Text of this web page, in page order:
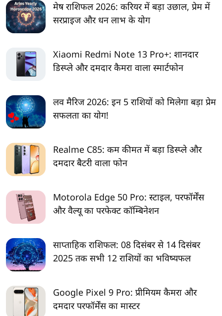
मेष राशिफल 2026: करियर में बड़ा उछाल, प्रेम में
सरप्राइज और धन लाभ के योग
Xiaomi Redmi Note 13 Pro+: शानदार
डिस्प्ले और दमदार कैमरा वाला स्मार्टफोन
लव मैरिज 2026: इन 5 राशियों को मिलेगा बड़ा प्रेम
सफलता का योग!
Realme C85: कम कीमत में बड़ा डिस्प्ले और
दमदार बैटरी वाला फोन
Motorola Edge 50 Pro: स्टाइल, परफॉर्मेंस
और वैल्यू का परफेक्ट कॉम्बिनेशन
साप्ताहिक राशिफल: 08 दिसंबर से 14 दिसंबर
2025 तक सभी 12 राशियों का भविष्यफल
Google Pixel 9 Pro: प्रीमियम कैमरा और
दमदार परफॉर्मेंस का मास्टर